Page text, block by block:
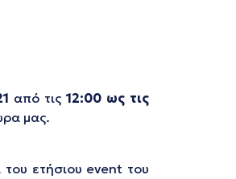
από τις 12:00 ως τις
μας.
ετήσιου event του